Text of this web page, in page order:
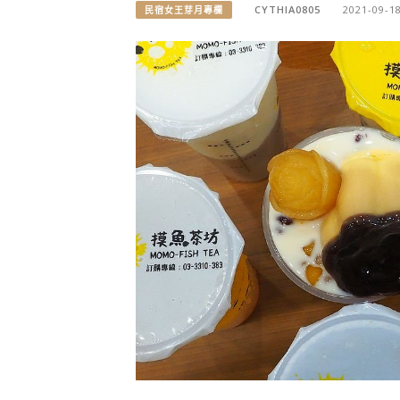
民宿女王芽月專欄 CYTHIA0805 2021-09-